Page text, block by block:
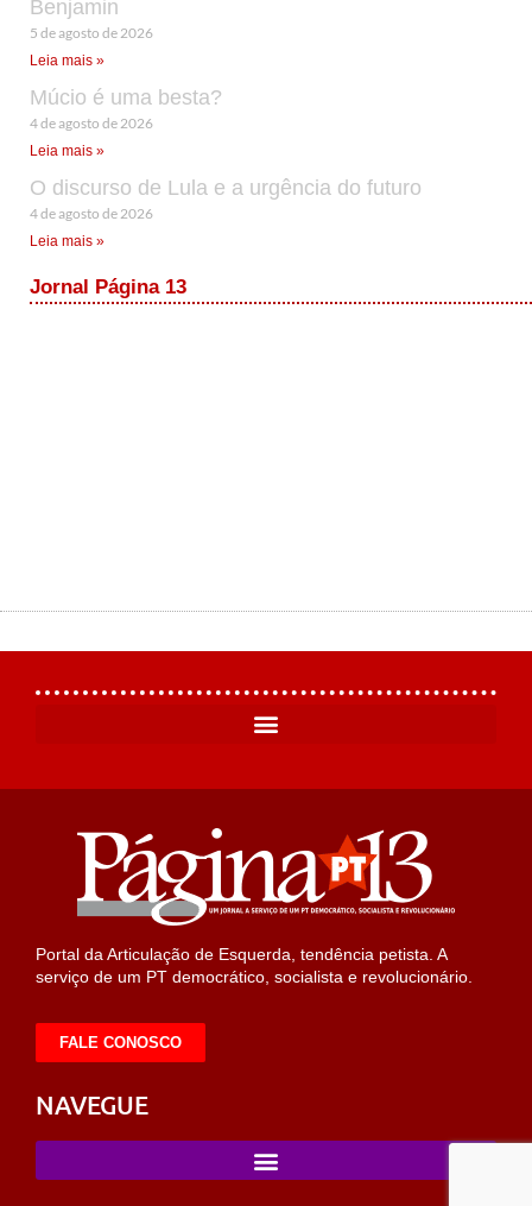
Benjamin
5 de agosto de 2026
Leia mais »
Múcio é uma besta?
4 de agosto de 2026
Leia mais »
O discurso de Lula e a urgência do futuro
4 de agosto de 2026
Leia mais »
Jornal Página 13
Portal da Articulação de Esquerda, tendência petista. A
serviço de um PT democrático, socialista e revolucionário.
FALE CONOSCO
NAVEGUE